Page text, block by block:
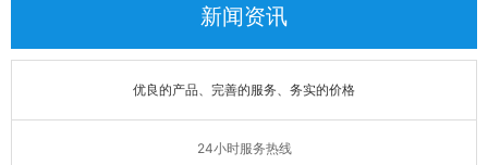
新闻资讯
优良的产品、完善的服务、务实的价格
24小时服务热线